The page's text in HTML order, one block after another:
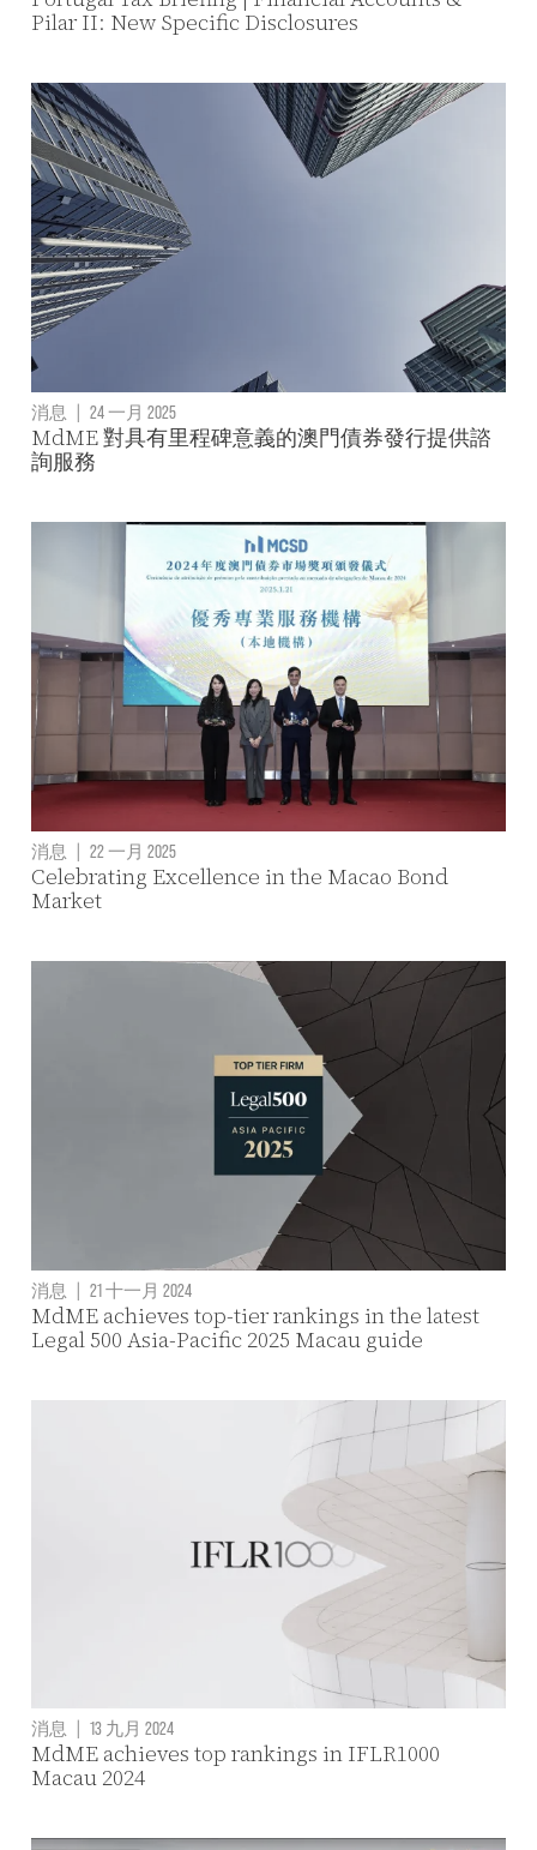
Pilar II: New Specific Disclosures
消息 | 24 一月 2025
MdME 對具有里程碑意義的澳門債券發行提供諮
詢服務
消息 | 22 一月 2025
Celebrating Excellence in the Macao Bond
Market
消息 | 21 十一月 2024
MdME achieves top-tier rankings in the latest
Legal 500 Asia-Pacific 2025 Macau guide
消息 13 九月 2024
MdME achieves top rankings in IFLR1000
Macau 2024